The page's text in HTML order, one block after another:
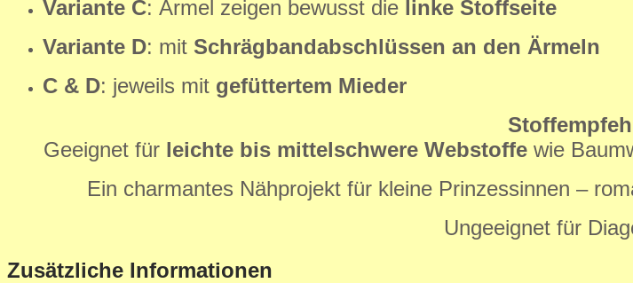
Variante C: Ärmel zeigen bewusst die linke Stoffseite
Variante D: mit Schrägbandabschlüssen an den Ärmeln
C & D: jeweils mit gefüttertem Mieder
Geeignet für leichte bis mittelschwere Webstoffewie
Ein charmantes Nähprojekt für kleine Prinzessinnen –
Ungeeignet für
Zusätzliche Informationen